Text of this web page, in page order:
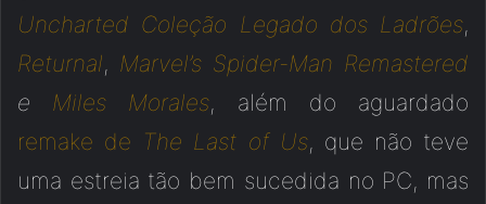
Uncharted Coleção Legado dos Ladrões,
Returnal, Marvel’s Spider-Man Remastered
e Miles Morales, além do aguardado
remake de The Last of Us, que não teve
uma estreia tão bem sucedida no PC, mas